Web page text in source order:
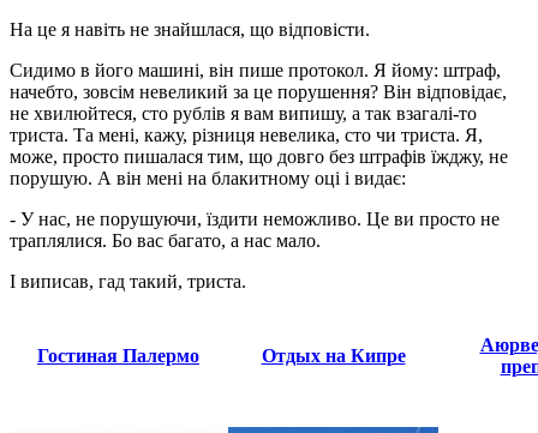
На це я навіть не знайшлася, що відповісти.
Сидимо в його машині, він пише протокол. Я йому: штраф,
начебто, зовсім невеликий за це порушення? Він відповідає,
не хвилюйтеся, сто рублів я вам випишу, а так взагалі-то
триста. Та мені, кажу, різниця невелика, сто чи триста. Я,
може, просто пишалася тим, що довго без штрафів їжджу, не
порушую. А він мені на блакитному оці і видає:
- У нас, не порушуючи, їздити неможливо. Це ви просто не
траплялися. Бо вас багато, а нас мало.
І виписав, гад такий, триста.
Гостиная Палермо Отдых на Кипре